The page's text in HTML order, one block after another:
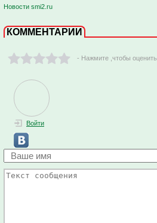
Новости smi2.ru
КОММЕНТАРИИ
- Нажмите ,чтобы оценить
Войти